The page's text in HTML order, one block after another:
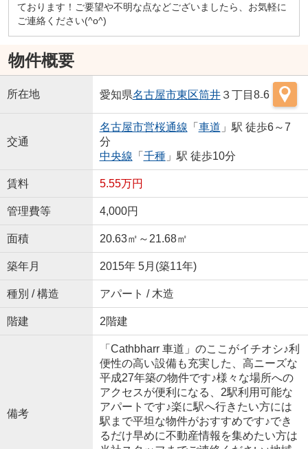
ております！ご要望や不明な点などございましたら、お気軽に
ご連絡ください(^o^)
物件概要
所在地 愛知県名古屋市東区筒井３丁目8₋6
交通
名古屋市営桜通線 「 車道 」駅 徒歩6～7
分
中央線 「 千種」駅 徒歩10分
賃料 5.55万円
管理費等 4,000円
面積 20.63㎡～21.68㎡
築年月 2015年 5月(築11年)
種別 / 構造 アパート / 木造
階建 2階建
備考
「Cathbharr 車道」のここがイチオシ♪利
便性の高い設備も充実した、高ニーズな
平成27年築の物件です♪様々な場所への
アクセスが便利になる、2駅利用可能な
アパートです♪楽に駅へ行きたい方には
駅まで平坦な物件がおすすめです♪でき
るだけ早めに不動産情報を集めたい方は